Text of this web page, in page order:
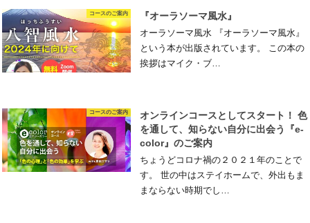
コースのご案内 『オーラソーマ風水』
オーラソーマ風水 『オーラソーマ風水』
という本が出版されています。 この本の
挨拶はマイク・ブ…
コースのご案内
オンラインコースとしてスタート！ 色
を通して、知らない自分に出会う『e-
color』のご案内
ちょうどコロナ禍の２０２１年のことで
す。 世の中はステイホームで、外出もま
まならない時期でし…